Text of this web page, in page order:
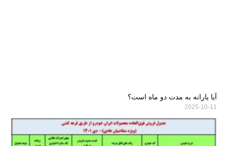
آیا یارانه به مدت دو ماه است؟
2025-10-11